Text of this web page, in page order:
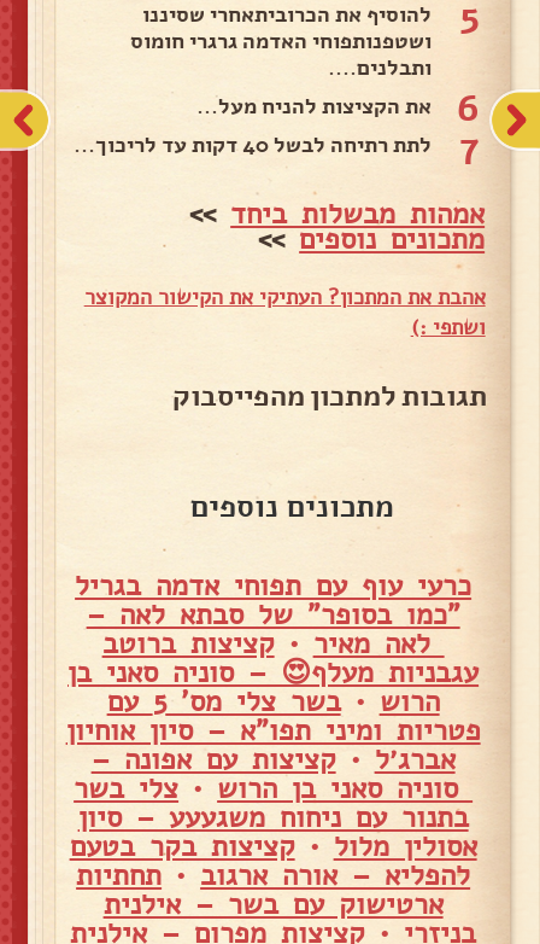
5
להוסיף את הכרוביתאחרי שסיננו
ושטפנותפוחי האדמה גרגרי חומוס
ותבלנים....
6 את הקציצות להניח מעל...
7 לתת רתיחה לבשל 40 דקות עד לריכוך...
אמהות מבשלות ביחד >>
מתכונים נוספים>>
אהבת את המתכון? העתיקי את הקישור המקוצר
ושתפי :)
תגובות למתכון מהפייסבוק
מתכונים נוספים
כרעי עוף עם תפוחי אדמה בגריל
"כמו בסופר" של סבתא לאה –
לאה מאיר •קציצות ברוטב
עגבניות מעלף😍 – סוניה סאני בן
הרוש • בשר צלי מס' 5 עם
פטריות ומיני תפו"א – סיון אוחיון
אברג׳ל •קציצות עם אפונה –
סוניה סאני בן הרוש • צלי בשר
בתנור עם ניחוח משגעעע – סיון
אסולין מלול •קציצות בקר בטעם
להפליא – אורה ארגוב • תחתיות
ארטישוק עם בשר – אילנית
בניזרי • קציצות מפרום – אילנית